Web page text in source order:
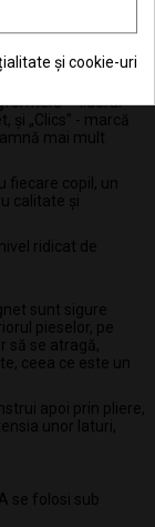
mici pot să își
cât mai multe
- liderul
„Clics” - marcă
mai mult
fiecare copil, un
calitate și
ridicat de
sunt sigure
pieselor, pe
să se atragă,
ceea ce este un
apoi prin pliere,
unor laturi,
se folosi sub
și cookie-uri